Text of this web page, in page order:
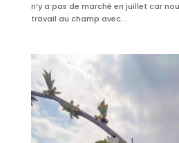
n’y a pas de marché en juillet car
travail au champ avec...